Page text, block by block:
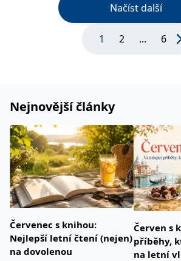
Načíst další
1 2 ... 6
Nejnovější články
Červenec s knihou:
Nejlepší letní čtení (nejen)
na dovolenou
Červen s
příběhy,
na letní